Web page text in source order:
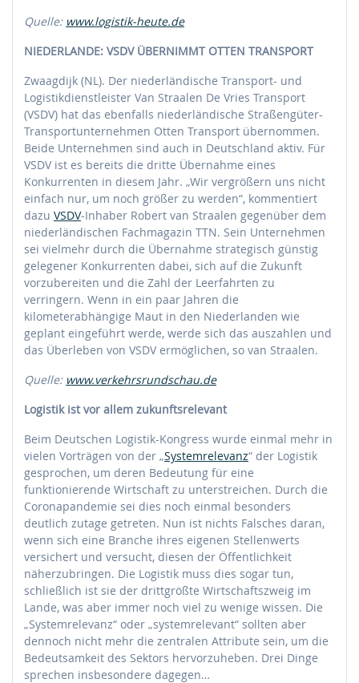
Quelle: www.logistik-heute.de
NIEDERLANDE: VSDV ÜBERNIMMT OTTEN TRANSPORT
Zwaagdijk (NL). Der niederländische Transport- und
Logistikdienstleister Van Straalen De Vries Transport
(VSDV) hat das ebenfalls niederländische Straßengüter-
Transportunternehmen Otten Transport übernommen.
Beide Unternehmen sind auch in Deutschland aktiv. Für
VSDV ist es bereits die dritte Übernahme eines
Konkurrenten in diesem Jahr. „Wir vergrößern uns nicht
einfach nur, um noch größer zu werden“, kommentiert
dazu VSDV-Inhaber Robert van Straalen gegenüber dem
niederländischen Fachmagazin TTN. Sein Unternehmen
sei vielmehr durch die Übernahme strategisch günstig
gelegener Konkurrenten dabei, sich auf die Zukunft
vorzubereiten und die Zahl der Leerfahrten zu
verringern. Wenn in ein paar Jahren die
kilometerabhängige Maut in den Niederlanden wie
geplant eingeführt werde, werde sich das auszahlen und
das Überleben von VSDV ermöglichen, so van Straalen.
Quelle: www.verkehrsrundschau.de
Logistik ist vor allem zukunftsrelevant
Beim Deutschen Logistik-Kongress wurde einmal mehr in
vielen Vorträgen von der „Systemrelevanz“ der Logistik
gesprochen, um deren Bedeutung für eine
funktionierende Wirtschaft zu unterstreichen. Durch die
Coronapandemie sei dies noch einmal besonders
deutlich zutage getreten. Nun ist nichts Falsches daran,
wenn sich eine Branche ihres eigenen Stellenwerts
versichert und versucht, diesen der Öffentlichkeit
näherzubringen. Die Logistik muss dies sogar tun,
schließlich ist sie der drittgrößte Wirtschaftszweig im
Lande, was aber immer noch viel zu wenige wissen. Die
„Systemrelevanz“ oder „systemrelevant“ sollten aber
dennoch nicht mehr die zentralen Attribute sein, um die
Bedeutsamkeit des Sektors hervorzuheben. Drei Dinge
sprechen insbesondere dagegen…